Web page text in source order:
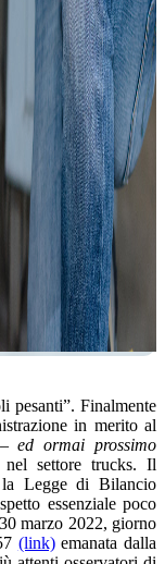
pesanti”. Finalmente
in merito al
– ed ormai prossimo
nel settore trucks. Il
la Legge di Bilancio
essenziale poco
marzo 2022, giorno
(link)emanata dalla